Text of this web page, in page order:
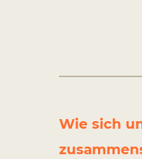
Wie sich